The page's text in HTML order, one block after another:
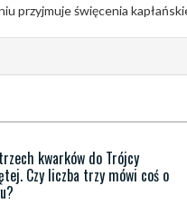
kwarków do Trójcy
Czy liczba trzy mówi coś o